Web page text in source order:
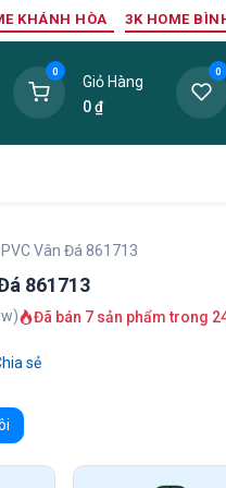
KHÁNH HÒA 3K HOME
0
Giỏ Hàng
0₫
0
Vân Đá 861713
861713
Đã bán 7 sản phẩm trong
sẻ